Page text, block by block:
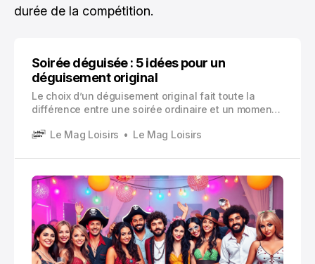
durée de la compétition.
Soirée déguisée : 5 idées pour un
déguisement original
Le choix d’un déguisement original fait toute la
différence entre une soirée ordinaire et un moment
personnage vous permet non seulement de vous
votre personnalité.
Le Mag Loisirs Le Mag Loisirs